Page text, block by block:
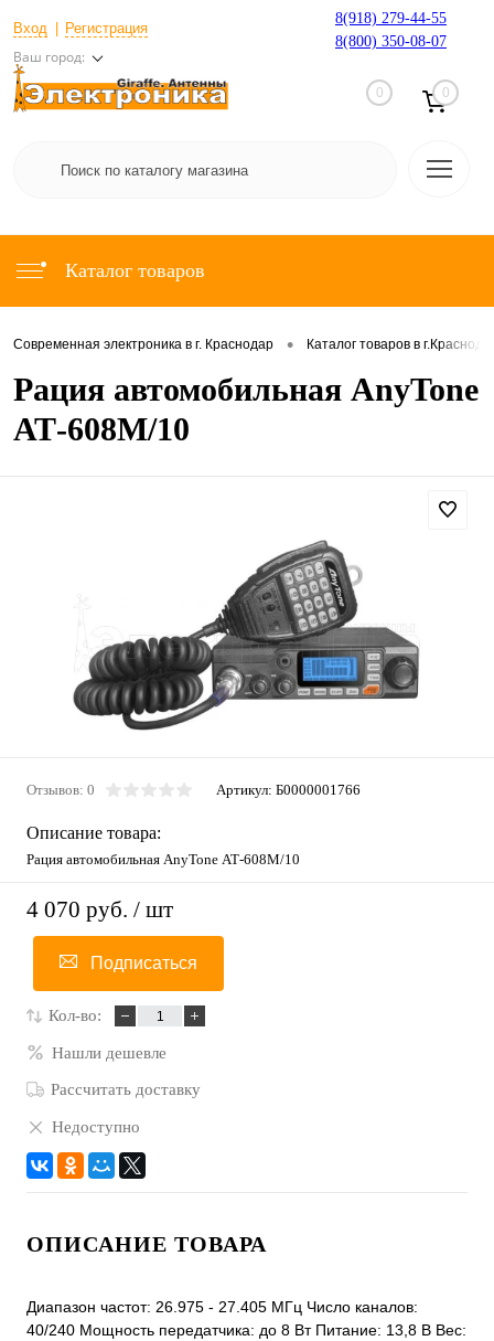
Вход Регистрация
Ваш город:
8(918) 279-44-55
8(800) 350-08-07
0 0
Каталог товаров
Современная электроника в г. Краснодар • Каталог товаров в
Рация автомобильная AnyTone
АТ-608М/10
Отзывов: 0 Артикул: Б0000001766
Описание товара:
Рация автомобильная AnyTone АТ-608М/10
4 070 руб. / шт
Подписаться
Кол-во:
Нашли дешевле
Рассчитать доставку
Недоступно
ОПИСАНИЕ ТОВАРА
Диапазон частот: 26.975 - 27.405 МГц Число каналов:
40/240 Мощность передатчика: до 8 Вт Питание: 13,8 В Вес: